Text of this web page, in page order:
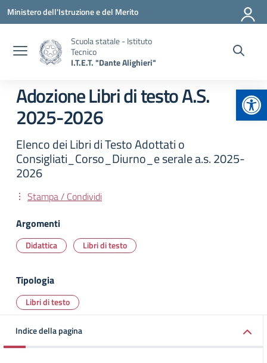
Vai ai contenuti
Vai al menu di navigazione
Vai al footer
Ministero dell'Istruzione e del Merito
Scuola statale - Istituto
Tecnico
I.T.E.T. "Dante Alighieri"
Adozione Libri di testo A.S.
2025-2026
Elenco dei Libri di Testo Adottati o
Consigliati_Corso_Diurno_e serale a.s. 2025-
2026
Stampa / Condividi
Argomenti
Didattica Libri di testo
Tipologia
Libri di testo
Indice della pagina